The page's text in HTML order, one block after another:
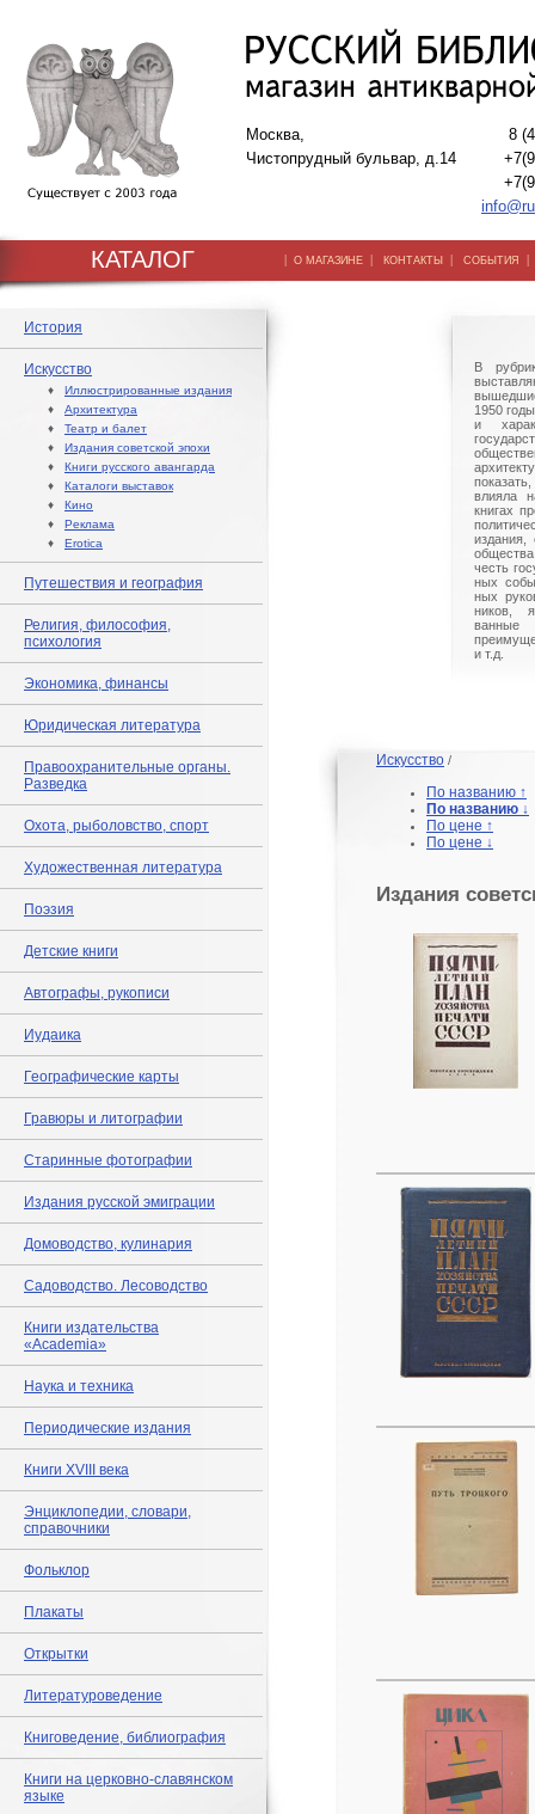
Москва,
Чистопрудный бульвар, д.14
8
КАТАЛОГ | О МАГАЗИНЕ | КОНТАКТЫ | СОБЫТИЯ
История
Искусство
♦ Иллюстрированные издания
♦ Архитектура
♦ Театр и балет
♦ Издания советской эпохи
♦ Книги русского авангарда
♦ Каталоги выставок
♦ Кино
♦ Реклама
♦ Erotica
Путешествия и география
Религия, философия,
психология
Экономика, финансы
Юридическая литература
Правоохранительные органы.
Разведка
Охота, рыболовство, спорт
Художественная литература
Поэзия
Детские книги
Автографы, рукописи
Иудаика
Географические карты
Гравюры и литографии
Старинные фотографии
Издания русской эмиграции
Домоводство, кулинария
Садоводство. Лесоводство
Книги издательства
«Academia»
Наука и техника
Периодические издания
Книги XVIII века
Энциклопедии, словари,
справочники
Фольклор
Плакаты
Открытки
Литературоведение
Книговедение, библиография
Книги на церковно-славянском
языке
В
1950
и
влияла
книгах
честь
ных
ных
ников,
ванные
и т.д.
Искусство /
По названию ↑
По названию ↓
По цене ↑
По цене ↓
Издания